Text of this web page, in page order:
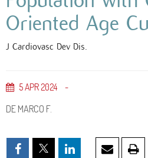
Oriented Age
J Cardiovasc Dev Dis.
5APR 2024
DE MARCO F.